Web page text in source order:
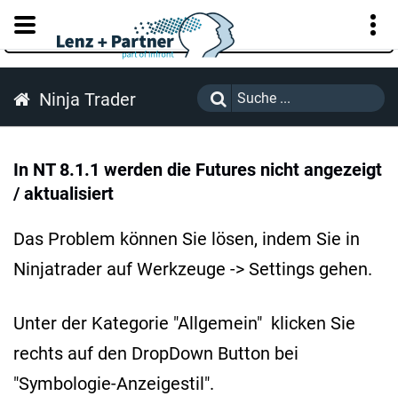
KUNDENPORTAL
Ninja Trader
In NT 8.1.1 werden die Futures nicht angezeigt
/ aktualisiert
Das Problem können Sie lösen, indem Sie in
Ninjatrader auf Werkzeuge -> Settings gehen.
Unter der Kategorie "Allgemein" klicken Sie
rechts auf den DropDown Button bei
"Symbologie-Anzeigestil".